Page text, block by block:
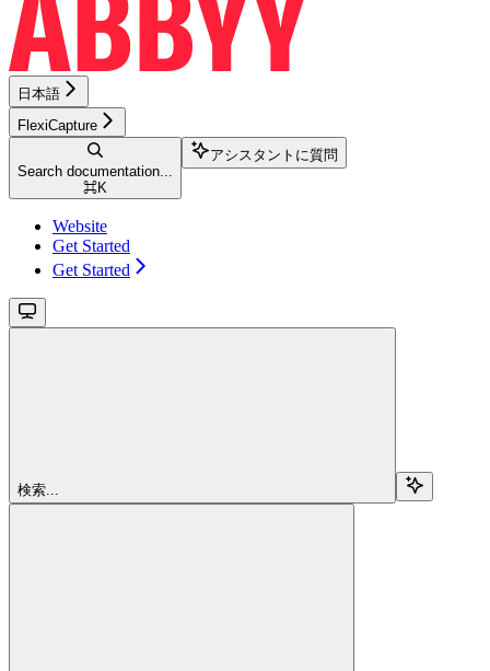
日本語
FlexiCapture
Search documentation...
⌘K
アシスタントに質問
Website
Get Started
Get Started
検索...